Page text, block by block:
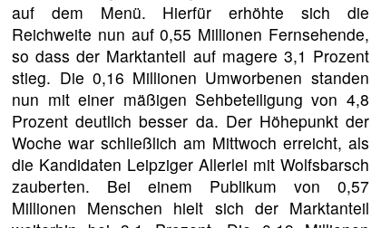
auf dem Menü. Hierfür erhöhte sich die
Reichweite nun auf 0,55 Millionen Fernsehende,
so dass der Marktanteil auf magere 3,1 Prozent
stieg. Die 0,16 Millionen Umworbenen standen
nun mit einer mäßigen Sehbeteiligung von 4,8
Prozent deutlich besser da. Der Höhepunkt der
Woche war schließlich am Mittwoch erreicht, als
die Kandidaten Leipziger Allerlei mit Wolfsbarsch
zauberten. Bei einem Publikum von 0,57
Millionen Menschen hielt sich der Marktanteil